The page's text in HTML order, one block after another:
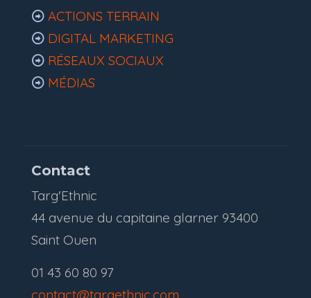
ACTIONS TERRAIN
DIGITAL MARKETING
RÉSEAUX SOCIAUX
MÉDIAS
Contact
Targ'Ethnic
44 avenue du capitaine glarner 93400
Saint Ouen
01 43 60 80 97
contact@targethnic.com